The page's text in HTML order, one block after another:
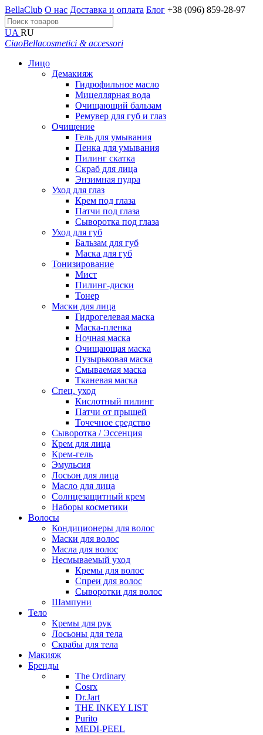
BellaClub О нас Доставка и оплата Блог +38 (096) 859-28-97
UA RU
CiaoBellacosmetici & accessori
Лицо
Демакияж
Гидрофильное масло
Мицеллярная вода
Очищающий бальзам
Ремувер для губ и глаз
Очищение
Гель для умывания
Пенка для умывания
Пилинг скатка
Скраб для лица
Энзимная пудра
Уход для глаз
Крем под глаза
Патчи под глаза
Сыворотка под глаза
Уход для губ
Бальзам для губ
Маска для губ
Тонизирование
Мист
Пилинг-диски
Тонер
Маски для лица
Гидрогелевая маска
Маска-пленка
Ночная маска
Очищающая маска
Пузырьковая маска
Смываемая маска
Тканевая маска
Спец. уход
Кислотный пилинг
Патчи от прыщей
Точечное средство
Сыворотка / Эссенция
Крем для лица
Крем-гель
Эмульсия
Лосьон для лица
Масло для лица
Солнцезащитный крем
Наборы косметики
Волосы
Кондиционеры для волос
Маски для волос
Масла для волос
Несмываемый уход
Кремы для волос
Спреи для волос
Сыворотки для волос
Шампуни
Тело
Кремы для рук
Лосьоны для тела
Скрабы для тела
Макияж
Бренды
The Ordinary
Cosrx
Dr.Jart
THE INKEY LIST
Purito
MEDI-PEEL